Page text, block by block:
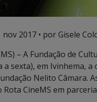
nov 2017 • por Gisele
– A Fundação de
sexta), em Ivinhema,
Nelito Câmara.
CineMS em